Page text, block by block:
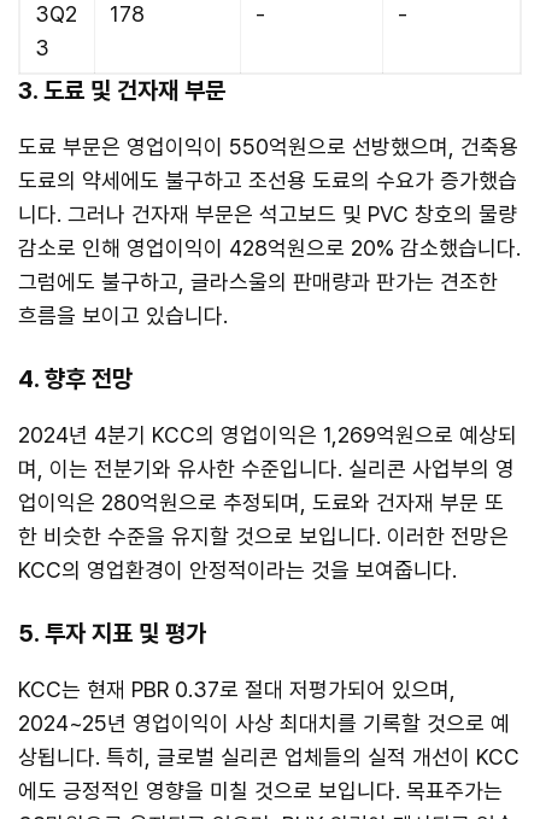
3Q2
3
178 - -
3. 도료 및 건자재 부문
도료 부문은 영업이익이 550억원으로 선방했으며, 건축용
도료의 약세에도 불구하고 조선용 도료의 수요가 증가했습
니다. 그러나 건자재 부문은 석고보드 및 PVC 창호의 물량
감소로 인해 영업이익이 428억원으로 20% 감소했습니다.
그럼에도 불구하고, 글라스울의 판매량과 판가는 견조한
흐름을 보이고 있습니다.
4. 향후 전망
2024년 4분기 KCC의 영업이익은 1,269억원으로 예상되
며, 이는 전분기와 유사한 수준입니다. 실리콘 사업부의 영
업이익은 280억원으로 추정되며, 도료와 건자재 부문 또
한 비슷한 수준을 유지할 것으로 보입니다. 이러한 전망은
KCC의 영업환경이 안정적이라는 것을 보여줍니다.
5. 투자 지표 및 평가
KCC는 현재 PBR 0.37로 절대 저평가되어 있으며,
2024~25년 영업이익이 사상 최대치를 기록할 것으로 예
상됩니다. 특히, 글로벌 실리콘 업체들의 실적 개선이 KCC
에도 긍정적인 영향을 미칠 것으로 보입니다. 목표주가는